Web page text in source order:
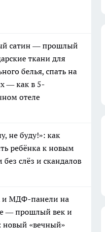
сатин — прошлый
ткани для
белья, спать на
— как в 5-
отеле
не буду!»: как
ребёнка к новым
слёз и скандалов
и МДФ-панели на
— прошлый век и
новый «вечный»